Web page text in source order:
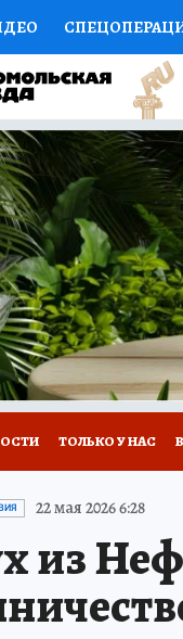
НАУКА
ДОКТОР
ПРОГНОЗЫ
РЕКЛАМА ТЕСТЫ
ТОЛЬКО У НАС
НА СЕБЕ
22 мая 2026 6:28
из